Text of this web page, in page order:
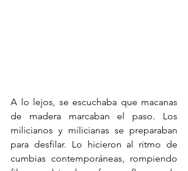
A lo lejos, se escuchaba que macanas
de madera marcaban el paso. Los
milicianos y milicianas se preparaban
para desfilar. Lo hicieron al ritmo de
cumbias contemporáneas, rompiendo